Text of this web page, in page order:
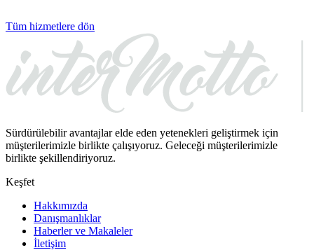
Tüm hizmetlere dön
Sürdürülebilir avantajlar elde eden yetenekleri geliştirmek için
müşterilerimizle birlikte çalışıyoruz. Geleceği müşterilerimizle
birlikte şekillendiriyoruz.
Keşfet
Hakkımızda
Danışmanlıklar
Haberler ve Makaleler
İletişim